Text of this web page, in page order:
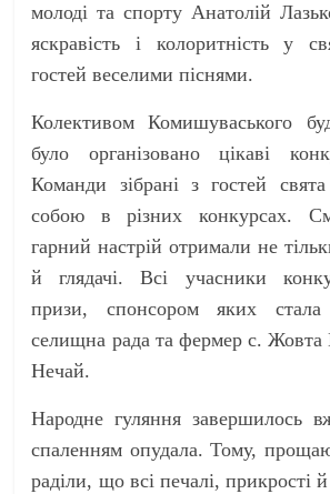
молоді та спорту Анатолій
яскравість і колоритність у
гостей веселими піснями.
Колективом Комишуваського
було організовано цікаві
Команди зібрані з гостей
собою в різних конкурсах.
гарний настрій отримали не
й глядачі. Всі учасники
призи, спонсором яких стала
селищна рада та фермер с. Жовта
Нечай.
Народне гуляння завершилось
спаленням опудала. Тому,
раділи, що всі печалі, прикрості